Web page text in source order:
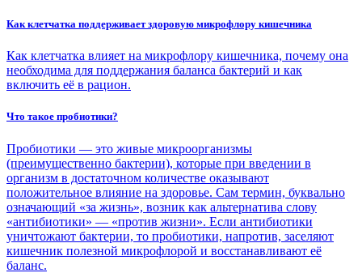
Как клетчатка поддерживает здоровую микрофлору кишечника
Как клетчатка влияет на микрофлору кишечника, почему она
необходима для поддержания баланса бактерий и как
включить её в рацион.
Что такое пробиотики?
Пробиотики — это живые микроорганизмы
(преимущественно бактерии), которые при введении в
организм в достаточном количестве оказывают
положительное влияние на здоровье. Сам термин, буквально
означающий «за жизнь», возник как альтернатива слову
«антибиотики» — «против жизни». Если антибиотики
уничтожают бактерии, то пробиотики, напротив, заселяют
кишечник полезной микрофлорой и восстанавливают её
баланс.